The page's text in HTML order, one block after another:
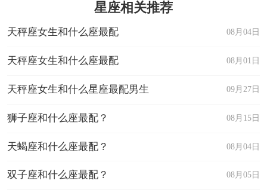
星座相关推荐
08月04日
天秤座女生和什么座最配
08月01日
天秤座女生和什么座最配
09月27日
天秤座女生和什么星座最配男生
08月15日
狮子座和什么座最配？
08月04日
天蝎座和什么座最配？
08月05日
双子座和什么座最配？